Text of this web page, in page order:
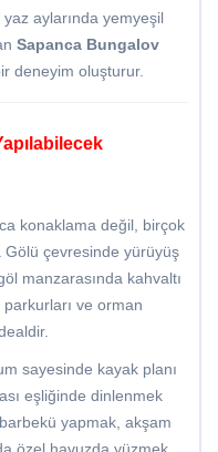
yaz aylarında yemyeşil
Sapanca Bungalov
deneyim oluşturur.
konaklama değil, birçok
Gölü çevresinde yürüyüş
manzarasında kahvaltı
ve orman
sayesinde kayak planı
eşliğinde dinlenmek
yapmak, akşam